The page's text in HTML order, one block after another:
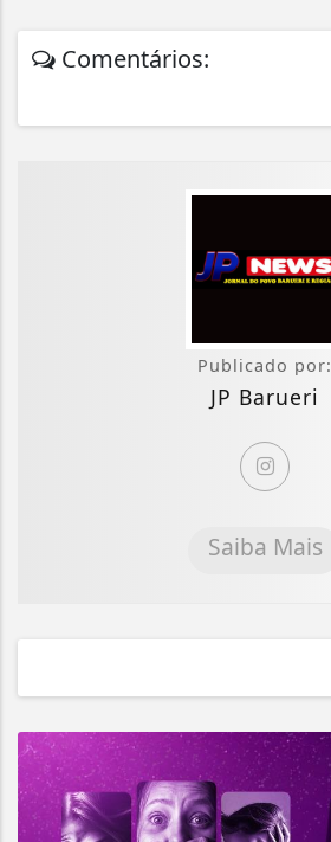
Comentários:
Publicado por:
JP Barueri
Saiba Mais